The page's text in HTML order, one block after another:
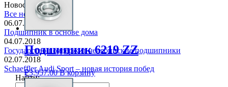
Новостная лента
Все новости
06.07.2018
Подшипник в основе дома
04.07.2018
Государство поддержит челябинские подшипники
02.07.2018
Schaeffler Audi Sport – новая история побед
Найти:
Подшипник 6219 ZZ
₽3,957.00 В корзину